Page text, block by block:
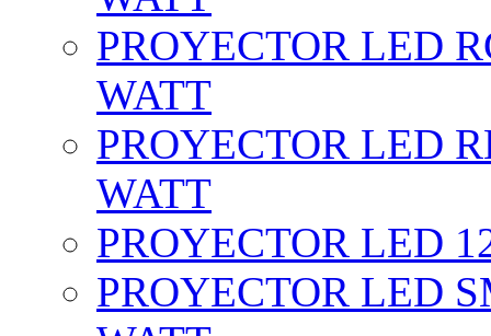
PROYECTOR LED
WATT
PROYECTOR LED
WATT
PROYECTOR LED
PROYECTOR LED